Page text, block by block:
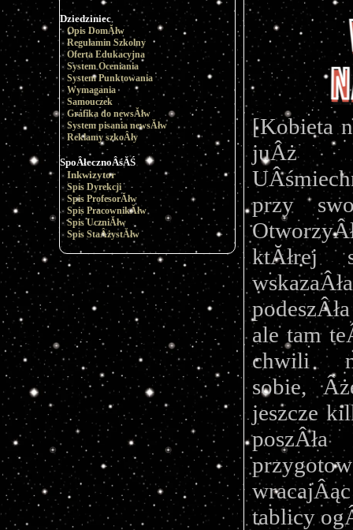
Dziedziniec
Opis DomĂłw
Regulamin Szkolny
Oferta Edukacyjna
System Oceniania
System Punktowania
Wymagania
Samouczek
Grafika do newsĂłw
System pisania newsĂłw
Reklamy szkoÂły
SpoÂłecznoÂśĂŚ
Inkwizytor
Spis Dyrekcji
Spis ProfesorĂłw
Spis PracownikĂłw
Spis UczniĂłw
Spis StaÂżystĂłw
[Kobieta
juÂż
przy
ktĂłrej
ale tam
chwili
sobie,
jeszcze
tablicy